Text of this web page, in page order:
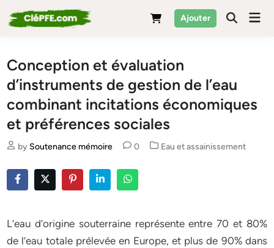
to
Ajouter
Conception et évaluation
d’instruments de gestion de l’eau
combinant incitations économiques
et préférences sociales
by Soutenance mémoire 0
PostedEau et assainissement
L’eau d’origine souterraine représente entre 70 et 80%
de l’eau totale prélevée en Europe, et plus de 90% dans